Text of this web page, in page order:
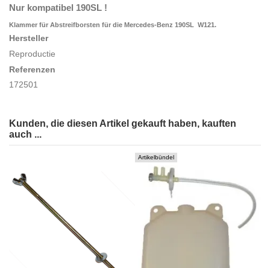
Nur kompatibel 190SL !
Klammer für Abstreifborsten für die Mercedes-Benz 190SL W121.
Hersteller
Reproductie
Referenzen
172501
Kunden, die diesen Artikel gekauft haben, kauften
auch ...
Artikelbündel